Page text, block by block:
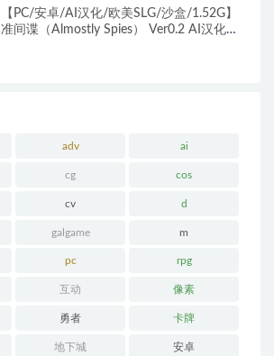
【PC/安卓/AI汉化/欧美SLG/沙盒/1.52G】
准间谍（Almostly Spies） Ver0.2 AI汉化版
adv ai
cg cos
cv d
galgame m
pc rpg
互动 像素
勇者 卡牌
地下城 安卓